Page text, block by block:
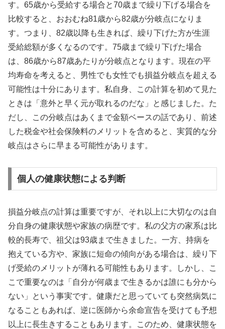
す。65歳から受給する場合と70歳まで繰り下げる場合を
比較すると、おおむね81歳から82歳が分岐点になりま
す。つまり、82歳以降も生きれば、繰り下げた方が生涯
受給総額が多くなるのです。75歳まで繰り下げた場合
は、86歳から87歳あたりが分岐点となります。現在の平
均寿命を考えると、男性でも女性でも損益分岐点を超える
可能性は十分にあります。私自身、この計算を初めて見た
ときは「意外と早く元が取れるのだな」と感じました。た
だし、この分岐点はあくまで金額ベースの話であり、前述
した税金や社会保険料のメリットを含めると、実質的な分
岐点はさらに早まる可能性があります。
個人の健康状態による判断
損益分岐点の計算は重要ですが、それ以上に大切なのは自
分自身の健康状態や家族の病歴です。私の父方の家系は比
較的長寿で、祖父は93歳まで生きました。一方、持病を
抱えている方や、家族に短命の傾向がある場合は、繰り下
げ受給のメリットが薄れる可能性もあります。しかし、こ
こで重要なのは「自分が何歳まで生きるかは誰にも分から
ない」という事実です。健康だと思っていても突然病気に
なることもあれば、逆に医師から余命宣告を受けても予想
以上に長生きすることもあります。このため、健康状態を